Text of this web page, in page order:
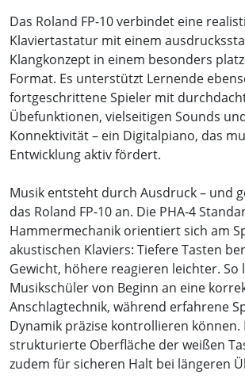
Das Roland FP-10 verbindet eine
Klaviertastatur mit einem
Klangkonzept in einem besonders
Format. Es unterstützt Lernende
fortgeschrittene Spieler mit
Übefunktionen, vielseitigen Sounds
Konnektivität – ein Digitalpiano, das
Entwicklung aktiv fördert.
Musik entsteht durch Ausdruck – und
das Roland FP-10 an. Die PHA-4
Hammermechanik orientiert sich am
akustischen Klaviers: Tiefere Tasten
Gewicht, höhere reagieren leichter. So
Musikschüler von Beginn an eine
Anschlagtechnik, während erfahrene
Dynamik präzise kontrollieren können.
strukturierte Oberfläche der weißen
zudem für sicheren Halt bei längeren